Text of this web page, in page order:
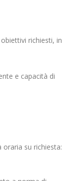
richiesti, in
e capacità di
su richiesta: